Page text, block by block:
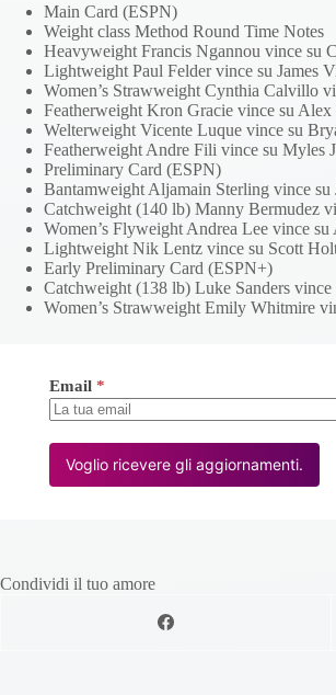
Main Card (ESPN)
Weight class Method Round Time Notes
Heavyweight Francis Ngannou vince su
Lightweight Paul Felder vince su James
Women’s Strawweight Cynthia Calvillo
Featherweight Kron Gracie vince su
Welterweight Vicente Luque vince su
Featherweight Andre Fili vince su Myles
Preliminary Card (ESPN)
Bantamweight Aljamain Sterling vince
Catchweight (140 lb) Manny Bermudez
Women’s Flyweight Andrea Lee vince
Lightweight Nik Lentz vince su Scott
Early Preliminary Card (ESPN+)
Catchweight (138 lb) Luke Sanders
Women’s Strawweight Emily Whitmire
Email *
Voglio ricevere gli aggiornamenti.
Condividi il tuo amore